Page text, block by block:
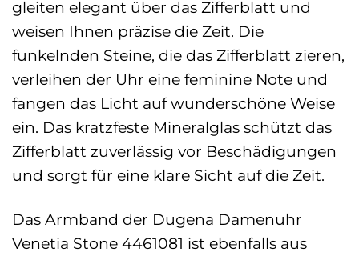
gleiten elegant über das Zifferblatt und
weisen Ihnen präzise die Zeit. Die
funkelnden Steine, die das Zifferblatt zieren,
verleihen der Uhr eine feminine Note und
fangen das Licht auf wunderschöne Weise
ein. Das kratzfeste Mineralglas schützt das
Zifferblatt zuverlässig vor Beschädigungen
und sorgt für eine klare Sicht auf die Zeit.
Das Armband der Dugena Damenuhr
Venetia Stone 4461081 ist ebenfalls aus